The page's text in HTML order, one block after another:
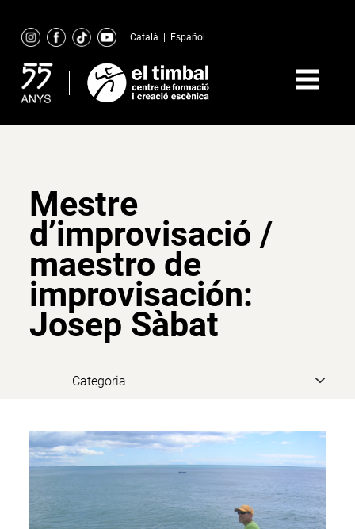
content
Català Español
Mestre
d’improvisació /
maestro de
improvisación:
Josep Sàbat